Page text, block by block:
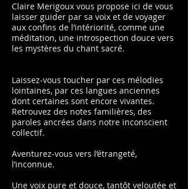
Claire Merigoux vous propose ici de vous
laisser guider par sa voix et de voyager
aux confins de l’intériorité, comme une
méditation, une introspection douce vers
les mystères du chant sacré.
Laissez-vous toucher par ces mélodies
lointaines, par ces langues anciennes
dont certaines sont encore vivantes.
Retrouvez des notes familières, des
paroles ancrées dans notre inconscient
collectif.
Aventurez-vous vers l’étrangeté,
l’inconnue.
Une voix pure et douce, tantôt veloutée et